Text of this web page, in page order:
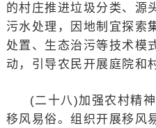
的村庄推进垃圾分类、源
污水处理，因地制宜探索
处置、生态治污等技术模
动，引导农民开展庭院和
(二十八)加强农村精
移风易俗。组织开展移风